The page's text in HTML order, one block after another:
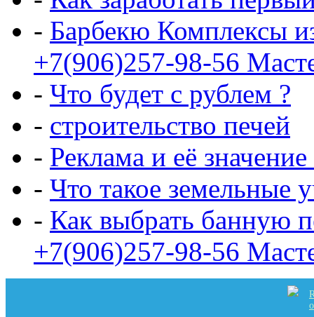
- Барбекю Комплексы
+7(906)257-98-56
- Что будет с рублем ?
- строительство печей
- Реклама и её
- Что такое земельные
- Как выбрать банную
+7(906)257-98-56